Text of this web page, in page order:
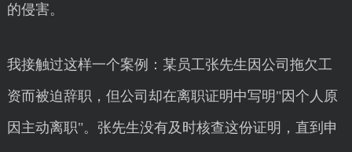
的侵害。
我接触过这样一个案例：某员工张先生因公司拖欠工
资而被迫辞职，但公司却在离职证明中写明"因个人原
因主动离职"。张先生没有及时核查这份证明，直到申